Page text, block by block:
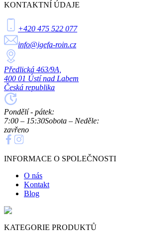
KONTAKTNÍ ÚDAJE
+420 475 522 077
info@igefa-roin.cz
Předlická 463/9A,
400 01 Ústí nad Labem
Česká republika
Pondělí - pátek:
7:00 – 15:30Sobota – Neděle:
zavřeno
INFORMACE O SPOLEČNOSTI
O nás
Kontakt
Blog
KATEGORIE PRODUKTŮ